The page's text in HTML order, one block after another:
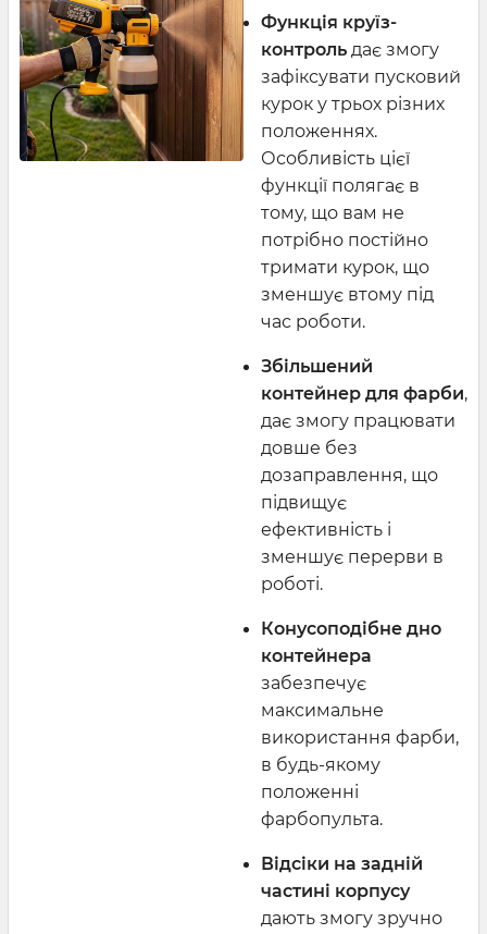
Функція круїз-
контроль дає змогу
зафіксувати пусковий
курок у трьох різних
положеннях.
Особливість цієї
функції полягає в
тому, що вам не
потрібно постійно
тримати курок, що
зменшує втому під
час роботи.
Збільшений
контейнер для фарби,
дає змогу працювати
довше без
дозаправлення, що
підвищує
ефективність і
зменшує перерви в
роботі.
Конусоподібне дно
контейнера
забезпечує
максимальне
використання фарби,
в будь-якому
положенні
фарбопульта.
Відсіки на задній
частині корпусу
дають змогу зручно